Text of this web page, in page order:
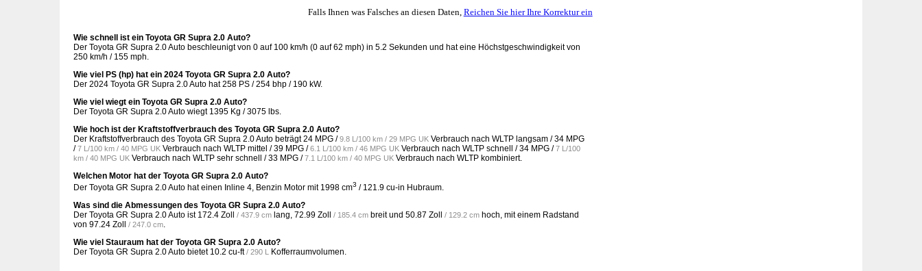
Falls Ihnen was Falsches an diesen Daten, Reichen Sie hier Ihre Korrektur ein
Wie schnell ist ein Toyota GR Supra 2.0 Auto?
Der Toyota GR Supra 2.0 Auto beschleunigt von 0 auf 100 km/h (0 auf 62 mph) in 5.2 Sekunden und hat eine Höchstgeschwindigkeit von
250 km/h / 155 mph.
Wie viel PS (hp) hat ein 2024 Toyota GR Supra 2.0 Auto?
Der 2024 Toyota GR Supra 2.0 Auto hat 258 PS / 254 bhp / 190 kW.
Wie viel wiegt ein Toyota GR Supra 2.0 Auto?
Der Toyota GR Supra 2.0 Auto wiegt 1395 Kg / 3075 lbs.
Wie hoch ist der Kraftstoffverbrauch des Toyota GR Supra 2.0 Auto?
Der Kraftstoffverbrauch des Toyota GR Supra 2.0 Auto beträgt24 MPG /9.8 L/100 km / 29 MPG UK Verbrauch nach WLTP langsam /34 MPG
/7 L/100 km / 40 MPG UK Verbrauch nach WLTP mittel /39 MPG /6.1 L/100 km / 46 MPG UK Verbrauch nach WLTP schnell /34 MPG /7 L/100
km / 40 MPG UK Verbrauch nach WLTP sehr schnell /33 MPG /7.1 L/100 km / 40 MPG UK Verbrauch nach WLTP kombiniert.
Welchen Motor hat der Toyota GR Supra 2.0 Auto?
Der Toyota GR Supra 2.0 Auto hat einen Inline 4, Benzin Motor mit 1998 cm3 / 121.9 cu-in Hubraum.
Was sind die Abmessungen des Toyota GR Supra 2.0 Auto?
Der Toyota GR Supra 2.0 Auto ist 172.4 Zoll / 437.9 cm lang, 72.99 Zoll / 185.4 cm breit und 50.87 Zoll / 129.2 cm hoch, mit einem Radstand
von 97.24 Zoll / 247.0 cm.
Wie viel Stauraum hat der Toyota GR Supra 2.0 Auto?
Der Toyota GR Supra 2.0 Auto bietet 10.2 cu-ft / 290 L Kofferraumvolumen.